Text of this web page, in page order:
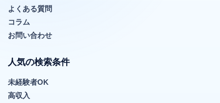
よくある質問
コラム
お問い合わせ
人気の検索条件
未経験者OK
高収入